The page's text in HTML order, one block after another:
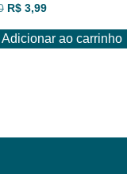
O
original
R$3,99O
atual
Adicionar ao carrinho